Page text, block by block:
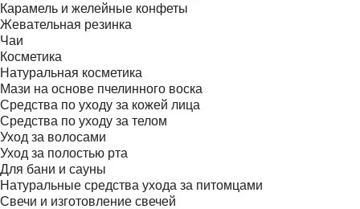
Карамель и желейные конфеты
Жевательная резинка
Чаи
Косметика
Натуральная косметика
Мази на основе пчелинного воска
Средства по уходу за кожей лица
Средства по уходу за телом
Уход за волосами
Уход за полостью рта
Для бани и сауны
Натуральные средства ухода за питомцами
Свечи и изготовление свечей